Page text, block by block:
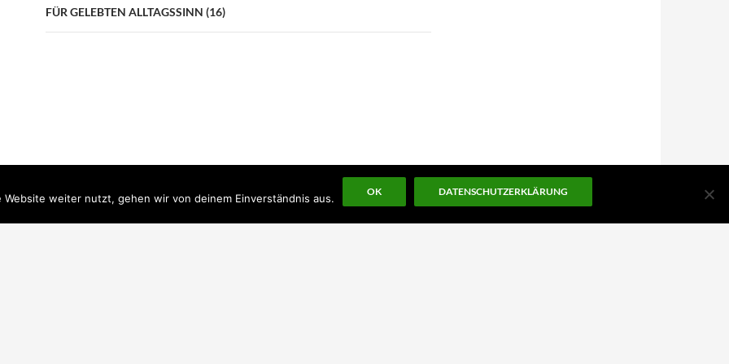
FÜR GELEBTEN ALLTAGSSINN (16)
weiter nutzt, gehen wir von deinem Einverständnis aus.
OK DATENSCHUTZERKLÄRUNG